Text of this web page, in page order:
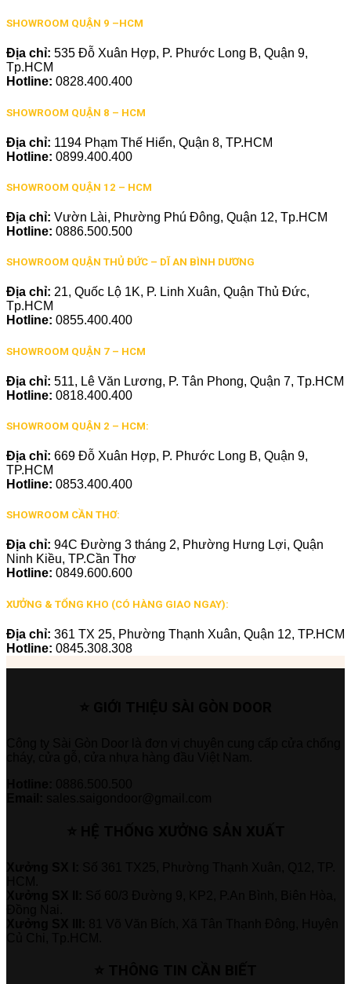
SHOWROOM QUẬN 9 –HCM
Địa chỉ: 535 Đỗ Xuân Hợp, P. Phước Long B, Quận 9,
Tp.HCM
Hotline: 0828.400.400
SHOWROOM QUẬN 8 – HCM
Địa chỉ: 1194 Phạm Thế Hiển, Quận 8, TP.HCM
Hotline: 0899.400.400
SHOWROOM QUẬN 12 – HCM
Địa chỉ: Vườn Lài, Phường Phú Đông, Quận 12, Tp.HCM
Hotline: 0886.500.500
SHOWROOM QUẬN THỦ ĐỨC – DĨ AN BÌNH DƯƠNG
Địa chỉ: 21, Quốc Lộ 1K, P. Linh Xuân, Quận Thủ Đức,
Tp.HCM
Hotline: 0855.400.400
SHOWROOM QUẬN 7 – HCM
Địa chỉ: 511, Lê Văn Lương, P. Tân Phong, Quận 7, Tp.HCM
Hotline: 0818.400.400
SHOWROOM QUẬN 2 – HCM:
Địa chỉ: 669 Đỗ Xuân Hợp, P. Phước Long B, Quận 9,
TP.HCM
Hotline: 0853.400.400
SHOWROOM CẦN THƠ:
Địa chỉ: 94C Đường 3 tháng 2, Phường Hưng Lợi, Quận
Ninh Kiều, TP.Cần Thơ
Hotline: 0849.600.600
XƯỞNG & TỔNG KHO (CÓ HÀNG GIAO NGAY):
Địa chỉ: 361 TX 25, Phường Thạnh Xuân, Quận 12, TP.HCM
Hotline: 0845.308.308